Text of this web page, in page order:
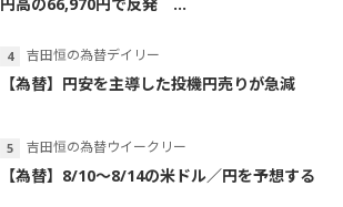
円高の66,970円で反発 ...
吉田恒の為替デイリー
【為替】円安を主導した投機円売りが急減
吉田恒の為替ウイークリー
【為替】8/10～8/14の米ドル／円を予想する